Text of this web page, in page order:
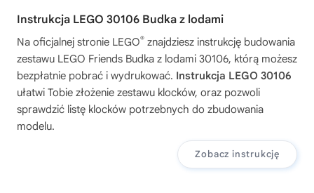
Instrukcja LEGO 30106 Budka z lodami
Na oficjalnej stronie LEGO® znajdziesz instrukcję budowania
zestawu LEGO Friends Budka z lodami 30106, którą możesz
bezpłatnie pobrać i wydrukować. Instrukcja LEGO 30106
ułatwi Tobie złożenie zestawu klocków, oraz pozwoli
sprawdzić listę klocków potrzebnych do zbudowania
modelu.
Zobacz instrukcję